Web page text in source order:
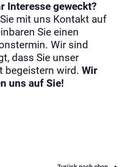
Interesse geweckt?
mit uns Kontakt auf
Sie einen
Wir sind
dass Sie unser
begeistern wird. Wir
uns auf Sie!